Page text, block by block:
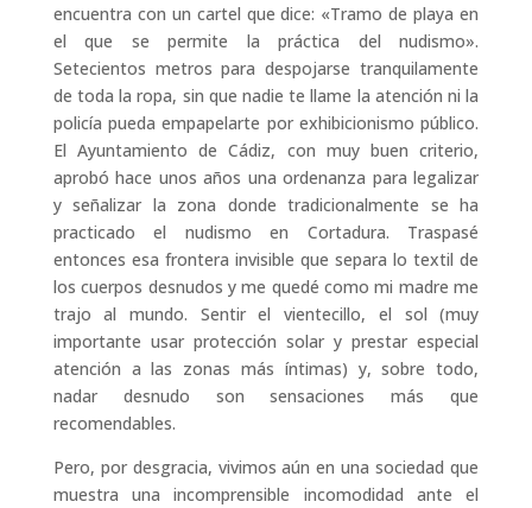
encuentra con un cartel que dice: «Tramo de playa en
el que se permite la práctica del nudismo».
Setecientos metros para despojarse tranquilamente
de toda la ropa, sin que nadie te llame la atención ni la
policía pueda empapelarte por exhibicionismo público.
El Ayuntamiento de Cádiz, con muy buen criterio,
aprobó hace unos años una ordenanza para legalizar
y señalizar la zona donde tradicionalmente se ha
practicado el nudismo en Cortadura. Traspasé
entonces esa frontera invisible que separa lo textil de
los cuerpos desnudos y me quedé como mi madre me
trajo al mundo. Sentir el vientecillo, el sol (muy
importante usar protección solar y prestar especial
atención a las zonas más íntimas) y, sobre todo,
nadar desnudo son sensaciones más que
recomendables.
Pero, por desgracia, vivimos aún en una sociedad que
muestra una incomprensible incomodidad ante el